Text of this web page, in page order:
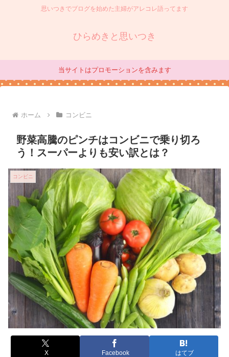
思いつきでブログを始めた主婦がアレコレ語ってます
ひらめきと思いつき
当サイトはプロモーションを含みます
ホーム コンビニ
野菜高騰のピンチはコンビニで乗り切ろ
う！スーパーよりも安い訳とは？
コンビニ
X Facebook はてブ